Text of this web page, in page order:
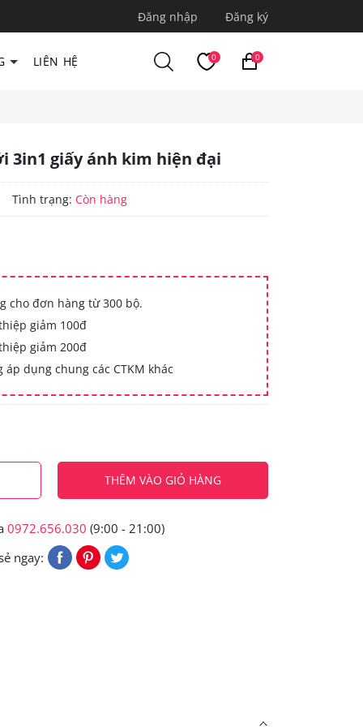
Đăng nhập Đăng ký
LIÊN HỆ 0 0
3in1 giấy ánh kim hiện đại
Tình trạng: Còn hàng
cho đơn hàng từ 300 bộ.
giảm 100đ
giảm 200đ
dụng chung các CTKM khác
THÊM VÀO GIỎ HÀNG
0972.656.030 (9:00 - 21:00)
ngay: